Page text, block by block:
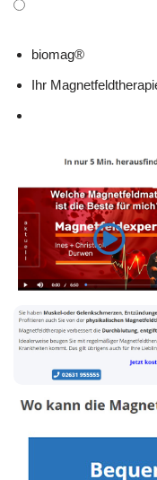
biomag®
Ihr